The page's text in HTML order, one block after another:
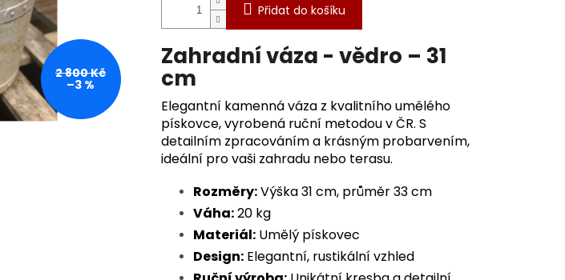
2 800 Kč
–3 %
Přidat do košíku
Zahradní váza - vědro – 31
cm
Elegantní kamenná váza z kvalitního umělého
pískovce, vyrobená ruční metodou v ČR. S
detailním zpracováním a krásným probarvením,
ideální pro vaši zahradu nebo terasu.
Rozměry:Výška 31 cm, průměr 33 cm
Váha:20 kg
Materiál:Umělý pískovec
Design:Elegantní, rustikální vzhled